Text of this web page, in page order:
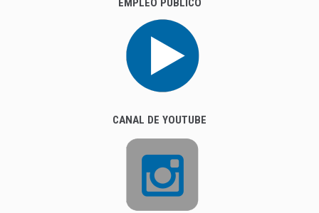
EMPLEO PÚBLICO
CANAL DE YOUTUBE